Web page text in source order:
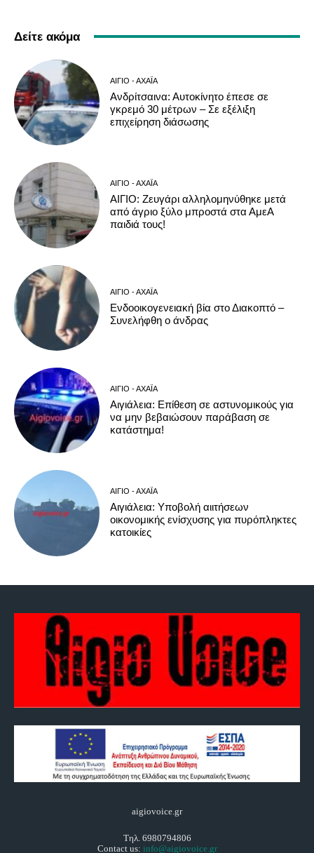
Δείτε ακόμα
ΑΊΓΙΟ - ΑΧΑΪ́Α
Ανδρίτσαινα: Αυτοκίνητο έπεσε σε
γκρεμό 30 μέτρων – Σε εξέλιξη
επιχείρηση διάσωσης
ΑΊΓΙΟ - ΑΧΑΪ́Α
ΑΙΓΙΟ: Ζευγάρι αλληλομηνύθηκε μετά
από άγριο ξύλο μπροστά στα ΑμεΑ
παιδιά τους!
ΑΊΓΙΟ - ΑΧΑΪ́Α
Ενδοοικογενειακή βία στο Διακοπτό –
Συνελήφθη ο άνδρας
ΑΊΓΙΟ - ΑΧΑΪ́Α
Αιγιάλεια: Επίθεση σε αστυνομικούς για
να μην βεβαιώσουν παράβαση σε
κατάστημα!
ΑΊΓΙΟ - ΑΧΑΪ́Α
Αιγιάλεια: Υποβολή αιιτήσεων
οικονομικής ενίσχυσης για πυρόπληκτες
κατοικίες
aigiovoice.gr
Τηλ. 6980794806
Contact us: info@aigiovoice.gr